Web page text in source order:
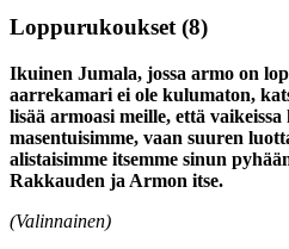
Loppurukoukset (8)
Ikuinen Jumala, jossa armo on
aarrekamari ei ole kulumaton,
lisää armoasi meille, että
masentuisimme, vaan suuren
alistaisimme itsemme sinun
Rakkauden ja Armon itse.
(Valinnainen)